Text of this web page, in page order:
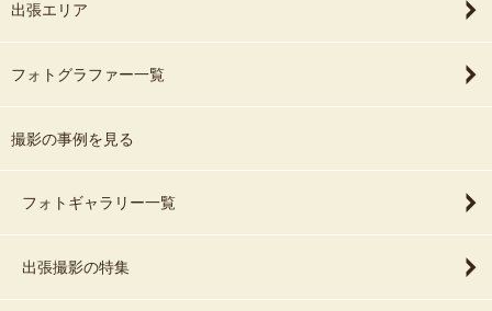
出張エリア
フォトグラファー一覧
撮影の事例を見る
フォトギャラリー一覧
出張撮影の特集